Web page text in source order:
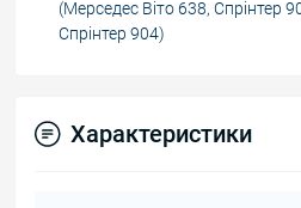
(Мерседес Віто 638, Спрінтер
Спрінтер 904)
Характеристики